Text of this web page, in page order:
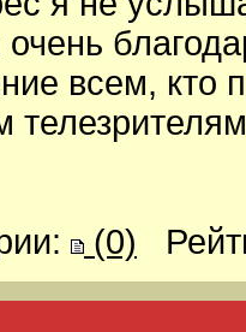
всем, кто
(0)